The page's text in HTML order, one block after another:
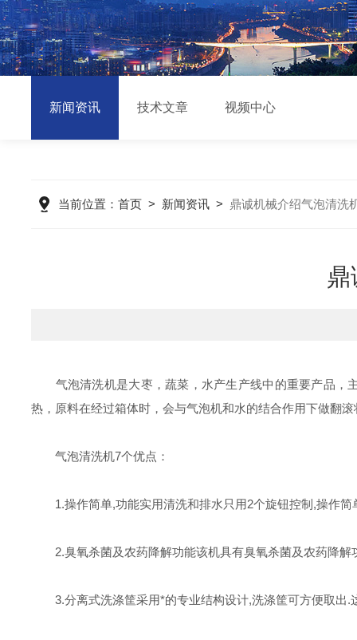
新闻资讯 技术文章 视频中心
当前位置： 首页 > 新闻资讯 > 鼎诚机械介绍气泡清洗
鼎
气泡清洗机是大枣，蔬菜，水产生产线中的重要产品，
热，原料在经过箱体时，会与气泡机和水的结合作用下做翻
气泡清洗机7个优点：
1.操作简单,功能实用清洗和排水只用2个旋钮控制,操作简
2.臭氧杀菌及农药降解功能该机具有臭氧杀菌及农药降解
3.分离式洗涤筐采用*的专业结构设计,洗涤筐可方便取出.